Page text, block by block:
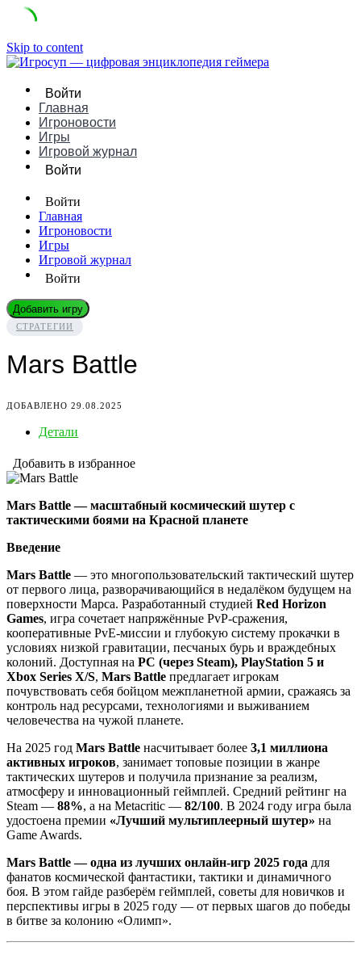
Skip to content
Войти
Главная
Игроновости
Игры
Игровой журнал
Войти
Войти
Главная
Игроновости
Игры
Игровой журнал
Войти
Добавить игру
СТРАТЕГИИ
Mars Battle
ДОБАВЛЕНО 29.08.2025
Детали
Добавить в избранное
Mars Battle — масштабный космический шутер с
тактическими боями на Красной планете
Введение
Mars Battle — это многопользовательский тактический шутер
от первого лица, разворачивающийся в недалёком будущем на
поверхности Марса. Разработанный студией Red Horizon
Games, игра сочетает напряжённые PvP-сражения,
кооперативные PvE-миссии и глубокую систему прокачки в
условиях низкой гравитации, песчаных бурь и враждебных
колоний. Доступная на PC (через Steam), PlayStation 5 и
Xbox Series X/S, Mars Battle предлагает игрокам
почувствовать себя бойцом межпланетной армии, сражаясь за
контроль над ресурсами, технологиями и выживанием
человечества на чужой планете.
На 2025 год Mars Battle насчитывает более 3,1 миллиона
активных игроков, занимает топовые позиции в жанре
тактических шутеров и получила признание за реализм,
атмосферу и инновационный геймплей. Средний рейтинг на
Steam — 88%, а на Metacritic — 82/100. В 2024 году игра была
удостоена премии «Лучший мультиплеерный шутер» на
Game Awards.
Mars Battle — одна из лучших онлайн-игр 2025 года для
фанатов космической фантастики, тактики и динамичного
боя. В этом гайде разберём геймплей, советы для новичков и
перспективы игры в 2025 году — от первых шагов до победы
в битве за колонию «Олимп».